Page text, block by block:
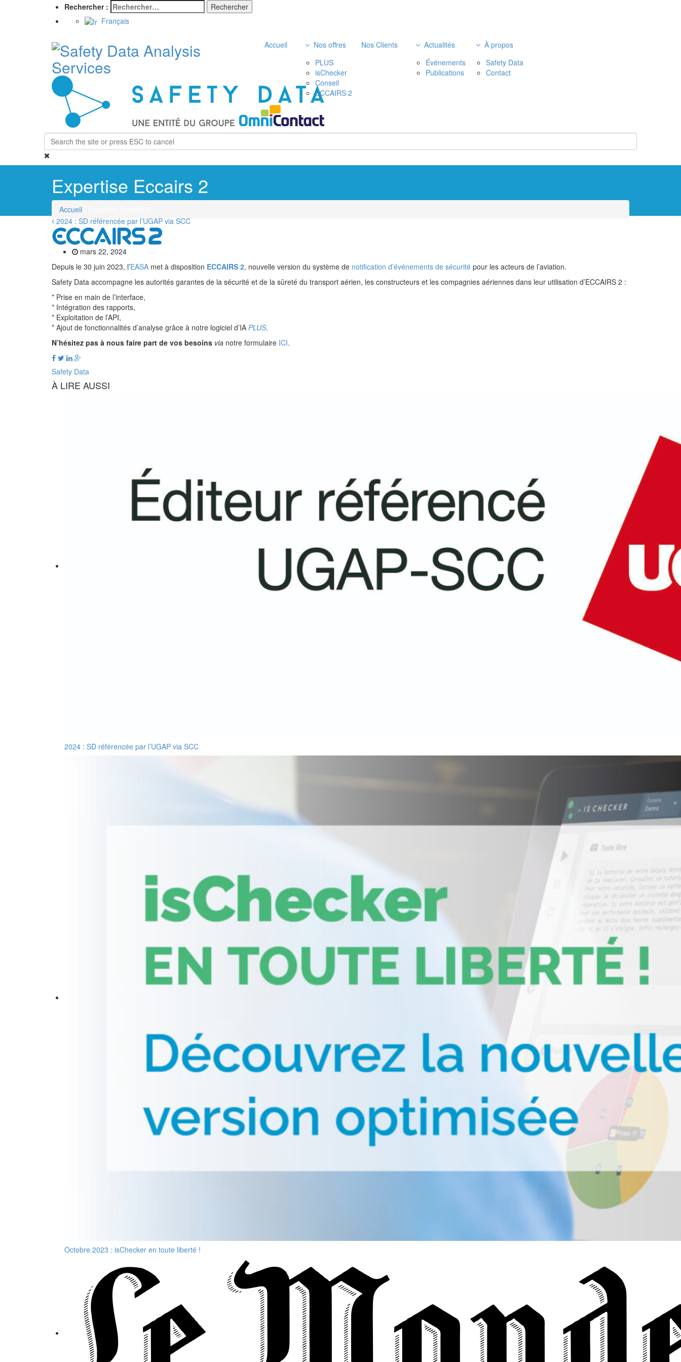
Rechercher :
Français
Accueil
Nos offres
PLUS
isChecker
Conseil
ECCAIRS 2
Nos Clients
Actualités
Événements
Publications
À propos
Safety Data
Contact
Expertise Eccairs 2
Accueil
2024 : SD référencée par l’UGAP via SCC
mars 22, 2024
Depuis le 30 juin 2023, l’EASA met à disposition ECCAIRS 2, nouvelle version du système de notification d’événements de sécurité pour les acteurs de l’aviation.
Safety Data accompagne les autorités garantes de la sécurité et de la sûreté du transport aérien, les constructeurs et les compagnies aériennes dans leur utilisation d’ECCAIRS 2 :
* Prise en main de l’interface,
* Intégration des rapports,
* Exploitation de l’API,
* Ajout de fonctionnalités d’analyse grâce à notre logiciel d’IA PLUS.
N’hésitez pas à nous faire part de vos besoins via notre formulaire ICI.
Safety Data
À LIRE AUSSI
2024 : SD référencée par l’UGAP via SCC
Octobre 2023 : isChecker en toute liberté !